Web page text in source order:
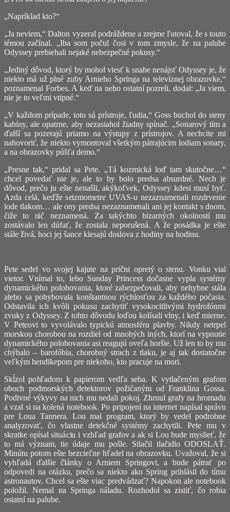
„Napríklad kto?“
„Ja neviem,“ Dalton vyzeral podráždene a zrejme ľutoval, že s touto
témou začínal. „Iba som počul čosi v tom zmysle, že na palube
Odyssey prebiehali nejaké nebezpečné pokusy.“
„Jediný dôvod, ktorý by mohol viesť k snahe nenájsť Odyssey je, že
niekto má už plné zuby Arnieho Springa na televíznej obrazovke,“
poznamenal Forbes. A keď na neho ostatní pozreli, dodal: „Ja viem,
nie je to veľmi vtipné.“
„V každom prípade, toto sú prístroje, ľudia,“ Goss buchol do steny
kabíny, ale opatrne, aby nezasiahol žiadny spínač. „Sonarový tím a
ďalší sa pozerajú priamo na výstupy z prístrojov. A nechcite mi
nahovoriť, že niekto vymontoval všetkým pátrajúcim lodiam sonary,
a na obrazovky púšťa demo.“
„Presne tak,“ pridal sa Pete. „Tá kozmická loď tam skutočne…“
chcel povedať nie je, ale to by bolo predsa absurdné. Nech je
dôvod, prečo ju ešte nenašli, akýkoľvek, Odyssey kdesi musí byť.
Azda celá, keďže seizmometre UVAS-u nezaznamenali rozdrvenie
lode tlakom… ale ony predsa nezaznamenali ani jej kontakt s dnom,
čiže to nič neznamená. Za takýchto bizarných okolností mu
zostávalo len dúfať, že zostala neporušená. A že posádka je ešte
stále živá, hoci jej šance klesajú doslova z hodiny na hodinu.
Pete sedel vo svojej kajute na prični opretý o stenu. Vonku vial
vietor. Vnímal to, lebo Sunday Princess dočasne vypla systémy
dynamického polohovania, ktoré zabezpečovali, aby nehybne stála
alebo sa pohybovala konštantnou rýchlosťou za každého počasia.
Odstavila ich kvôli pokusu zachytiť vysokocitlivými hydrofónmi
zvuky z Odyssey. Z tohto dôvodu loďou kolísali vlny, i keď mierne.
V Peteovi to vyvolávalo typickú atmosféru plavby. Nikdy netrpel
morskou chorobou na rozdiel od mnohých iných, ktorí na vypnutie
dynamického polohovania asi reagujú oveľa horšie. Už len to by mu
chýbalo – barofóbia, chorobný strach z tlaku, je aj tak dostatočne
veľkým hendikepom pre niekoho, kto pracuje na mori.
Skĺzol pohľadom k papierom vedľa seba. K vytlačeným grafom
oboch podmorských detektorov požičaným od Franklina Gossa.
Podivné výkyvy na nich mu nedali pokoj. Zhrnul grafy na hromadu
a vzal si na kolená notebook. Po pripojení na internet napísal správu
pre Loua Tannera. Lou mal program, ktorý by vedel podrobne
analyzovať, čo vlastne detekčné systémy zachytili. Pete mu v
skratke opísal situáciu i vzhľad grafov a ak si Lou bude myslieť, že
to má význam, tie údaje mu pošle. Stlačil tlačidlo ODOSLAŤ.
Minútu potom ešte bezcieľne hľadel na obrazovku. Uvažoval, že si
vyhľadá ďalšie články o Arniem Springovi, a bude pátrať po
odpovedi na otázku, prečo sa niekto ako Spring prihlásil do tímu
astronautov. Chcel sa ešte viac predvádzať? Napokon ale notebook
položil. Nemal na Springa náladu. Rozhodol sa zistiť, čo robia
ostatní na palube.